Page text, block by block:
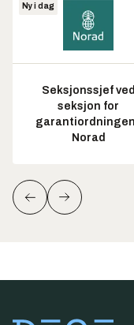
Ny i dag
Seksjonssjef ved
seksjon for
Norad